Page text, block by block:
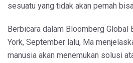
sesuatu yang tidak akan pernah
Berbicara dalam Bloomberg
York, September lalu, Ma
manusia akan menemukan solusi